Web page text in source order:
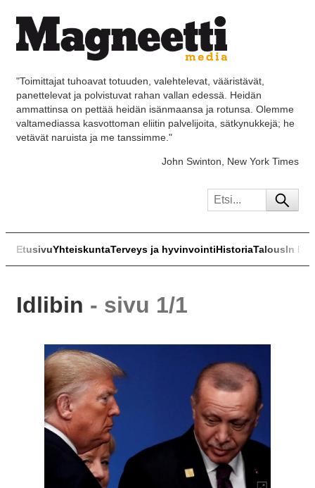
"Toimittajat tuhoavat totuuden, valehtelevat, vääristävät,
panettelevat ja polvistuvat rahan vallan edessä. Heidän
ammattinsa on pettää heidän isänmaansa ja rotunsa. Olemme
valtamediassa kasvottoman eliitin palvelijoita, sätkynukkejä; he
vetävät naruista ja me tanssimme."
John Swinton, New York Times
EtusivuYhteiskuntaTerveys ja hyvinvointiHistoriaTalousIn
Idlibin - sivu 1/1